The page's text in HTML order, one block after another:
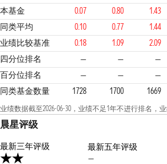
本基金
0.07 0.80 1.43
同类平均
0.10 0.77 1.44
业绩比较基准
0.18 1.09 2.09
四分位排名
— — —
3
百分位排名 — — —
同类基金数量
1728 1700 1669
业绩数据截至2026-06-30，业绩不足1年不进行排名，
晨星评级
最新三年评级
最新五年评级
—